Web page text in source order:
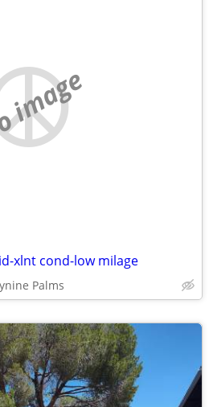
xlnt cond-low milage
Palms